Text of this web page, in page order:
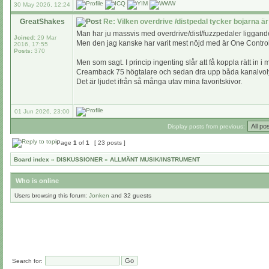
30 May 2026, 12:24
GreatShakes
Joined: 29 Mar
2016, 17:55
Posts: 370
Re: Vilken overdrive /distpedal tycker bojarna
Man har ju massvis med overdrive/dist/fuzzpedaler
Men den jag kanske har varit mest nöjd med är One
Men som sagt. I princip ingenting slår att få koppla rätt in
Creamback 75 högtalare och sedan dra upp båda
Det är ljudet ifrån så många utav mina favoritskivor.
01 Jun 2026, 23:00
Display posts from previous:
Page 1 of 1 [ 23 posts ]
Board index » DISKUSSIONER » ALLMÄNT MUSIK/INSTRUMENT
Who is online
Users browsing this forum: Jonken and 32 guests
Search for: